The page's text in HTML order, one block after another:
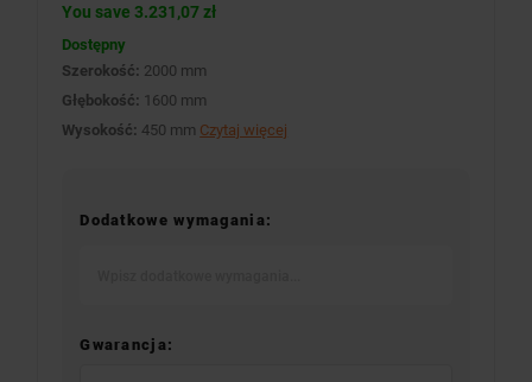
You save 3.231,07 zł
Dostępny
Szerokość: 2000 mm
Głębokość: 1600 mm
Wysokość: 450 mm Czytaj więcej
Dodatkowe wymagania:
Gwarancja: